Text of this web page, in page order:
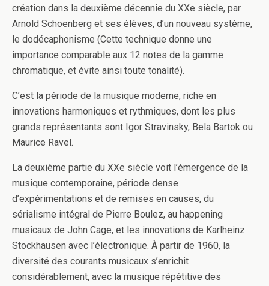
création dans la deuxième décennie du XXe siècle, par
Arnold Schoenberg et ses élèves, d’un nouveau système,
le dodécaphonisme (Cette technique donne une
importance comparable aux 12 notes de la gamme
chromatique, et évite ainsi toute tonalité).
C’est la période de la musique moderne, riche en
innovations harmoniques et rythmiques, dont les plus
grands représentants sont Igor Stravinsky, Bela Bartok ou
Maurice Ravel.
La deuxième partie du XXe siècle voit l’émergence de la
musique contemporaine, période dense
d’expérimentations et de remises en causes, du
sérialisme intégral de Pierre Boulez, au happening
musicaux de John Cage, et les innovations de Karlheinz
Stockhausen avec l’électronique. À partir de 1960, la
diversité des courants musicaux s’enrichit
considérablement, avec la musique répétitive des